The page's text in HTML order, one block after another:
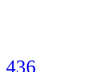
436